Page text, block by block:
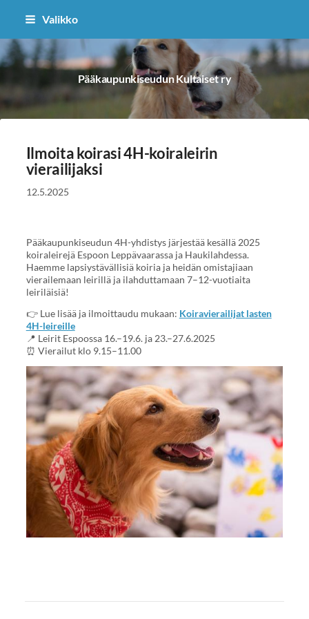
Siirry
sivun
sisältöön
Valikko
Pääkaupunkiseudun Kultaiset ry
Ilmoita koirasi 4H-koiraleirin
vierailijaksi
12.5.2025
Pääkaupunkiseudun 4H-yhdistys järjestää kesällä 2025
koiraleirejä Espoon Leppävaarassa ja Haukilahdessa.
Haemme lapsiystävällisiä koiria ja heidän omistajiaan
vierailemaan leirillä ja ilahduttamaan 7–12-vuotiaita
leiriläisiä!
👉 Lue lisää ja ilmoittaudu mukaan: Koiravierailijat lasten
4H-leireille
📍 Leirit Espoossa 16.–19.6. ja 23.–27.6.2025
⏰ Vierailut klo 9.15–11.00